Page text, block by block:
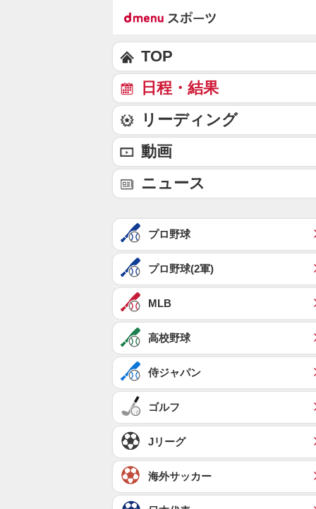
TOP
日程・結果
リーディング
動画
ニュース
プロ野球
プロ野球(2軍)
MLB
高校野球
侍ジャパン
ゴルフ
Jリーグ
海外サッカー